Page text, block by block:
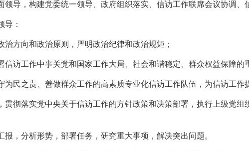
导，构建党委统一领导、政府组织落实、信访工作联席会议协调、
：
治方向和政治原则，严明政治纪律和政治规矩；
信访工作中事关党和国家工作大局、社会和谐稳定、群众权益保障的
为民之责、善做群众工作的高素质专业化信访工作队伍，为信访工作
彻落实党中央关于信访工作的方针政策和决策部署，执行上级党
，分析形势，部署任务，研究重大事项，解决突出问题。